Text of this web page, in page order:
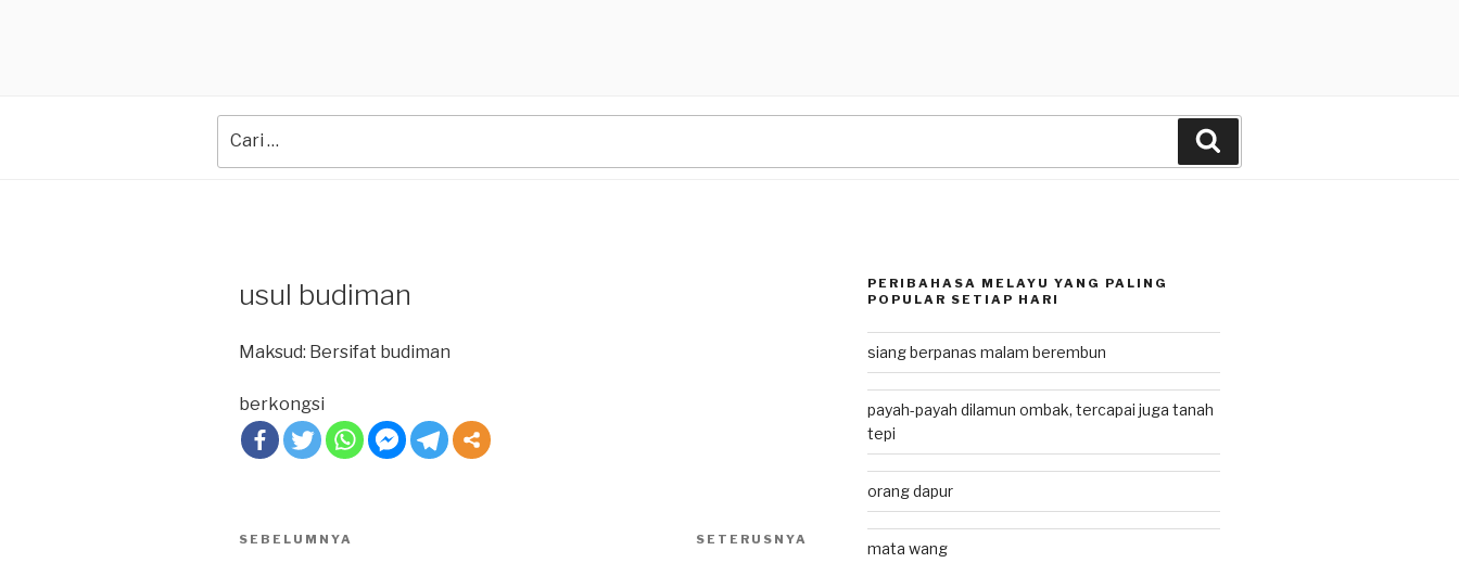
for:
usul budiman
Maksud: Bersifat budiman
berkongsi
Post
Previous
SEBELUMNYA SETERUSNYA
PERIBAHASA MELAYU YANG PALING
POPULAR SETIAP HARI
siang berpanas malam berembun
payah-payah dilamun ombak, tercapai juga tanah
tepi
orang dapur
mata wang